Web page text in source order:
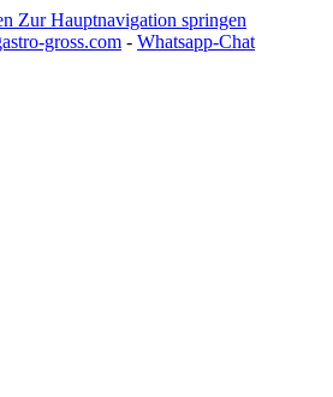
Zur Hauptnavigation springen
gross.com - Whatsapp-Chat